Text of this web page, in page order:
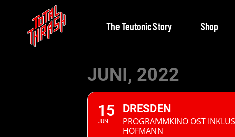
The Teutonic Story Shop
JUNI, 2022
15
JUN
DRESDEN
PROGRAMMKINO OST
HOFMANN